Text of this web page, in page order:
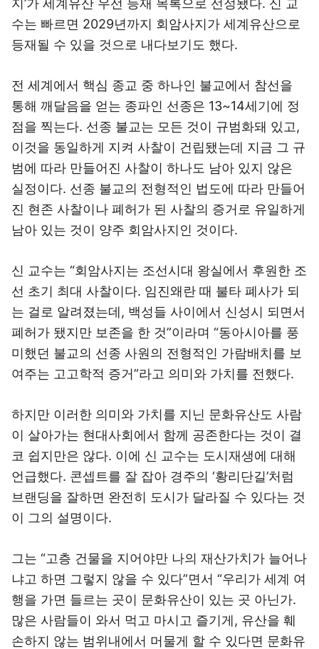
지’가 세계유산 우선 등재 목록으로 선정됐다. 신 교
수는 빠르면 2029년까지 회암사지가 세계유산으로
등재될 수 있을 것으로 내다보기도 했다.
전 세계에서 핵심 종교 중 하나인 불교에서 참선을
통해 깨달음을 얻는 종파인 선종은 13~14세기에 정
점을 찍는다. 선종 불교는 모든 것이 규범화돼 있고,
이것을 동일하게 지켜 사찰이 건립됐는데 지금 그 규
범에 따라 만들어진 사찰이 하나도 남아 있지 않은
실정이다. 선종 불교의 전형적인 법도에 따라 만들어
진 현존 사찰이나 폐허가 된 사찰의 증거로 유일하게
남아 있는 것이 양주 회암사지인 것이다.
신 교수는 “회암사지는 조선시대 왕실에서 후원한 조
선 초기 최대 사찰이다. 임진왜란 때 불타 폐사가 되
는 걸로 알려졌는데, 백성들 사이에서 신성시 되면서
폐허가 됐지만 보존을 한 것”이라며 “동아시아를 풍
미했던 불교의 선종 사원의 전형적인 가람배치를 보
여주는 고고학적 증거”라고 의미와 가치를 전했다.
하지만 이러한 의미와 가치를 지닌 문화유산도 사람
이 살아가는 현대사회에서 함께 공존한다는 것이 결
코 쉽지만은 않다. 이에 신 교수는 도시재생에 대해
언급했다. 콘셉트를 잘 잡아 경주의 ‘황리단길’처럼
브랜딩을 잘하면 완전히 도시가 달라질 수 있다는 것
이 그의 설명이다.
그는 “고층 건물을 지어야만 나의 재산가치가 늘어나
냐고 하면 그렇지 않을 수 있다”면서 “우리가 세계 여
행을 가면 들르는 곳이 문화유산이 있는 곳 아닌가.
많은 사람들이 와서 먹고 마시고 즐기게, 유산을 훼
손하지 않는 범위내에서 머물게 할 수 있다면 문화유